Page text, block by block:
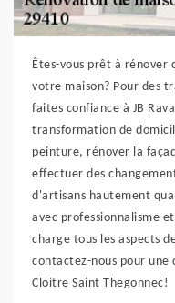
Êtes-vous prêt à
votre maison? Pour des
faites confiance à JB
transformation de
peinture, rénover la
effectuer des
d'artisans hautement
avec professionnalisme
charge tous les aspects
contactez-nous pour
Cloitre Saint Thegonnec!